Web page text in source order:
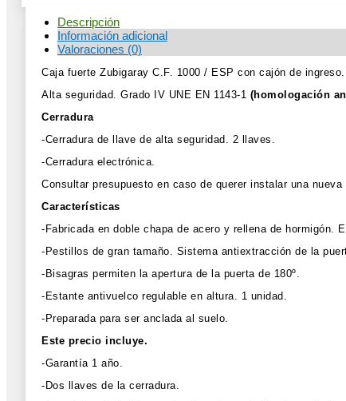
Descripción
Información adicional
Valoraciones (0)
Caja fuerte Zubigaray C.F. 1000 / ESP con cajón de
Alta seguridad. Grado IV UNE EN 1143-1 (homologación
Cerradura
-Cerradura de llave de alta seguridad. 2 llaves.
-Cerradura electrónica.
Consultar presupuesto en caso de querer instalar una nueva
Características
-Fabricada en doble chapa de acero y rellena de hormigón.
-Pestillos de gran tamaño. Sistema antiextracción de la
-Bisagras permiten la apertura de la puerta de 180º.
-Estante antivuelco regulable en altura. 1 unidad.
-Preparada para ser anclada al suelo.
Este precio incluye.
-Garantía 1 año.
-Dos llaves de la cerradura.